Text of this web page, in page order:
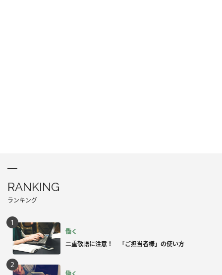
RANKING
ランキング
働く
二重敬語に注意！ 「ご担当者様」の使い方